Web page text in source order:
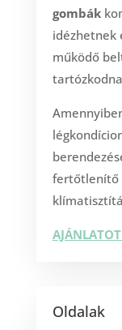
gombák
idézhetnek
működő
fertőtlenítő
Oldalak